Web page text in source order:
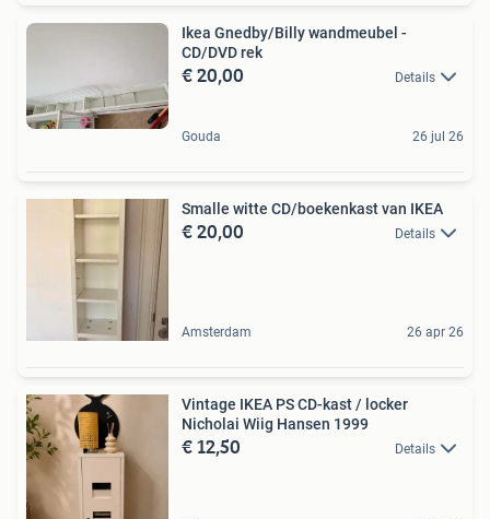
Ikea Gnedby/Billy wandmeubel -
CD/DVD rek
€ 20,00 Details
Gouda 26 jul 26
Smalle witte CD/boekenkast van IKEA
€ 20,00 Details
Amsterdam 26 apr 26
Vintage IKEA PS CD-kast / locker
Nicholai Wiig Hansen 1999
€ 12,50 Details